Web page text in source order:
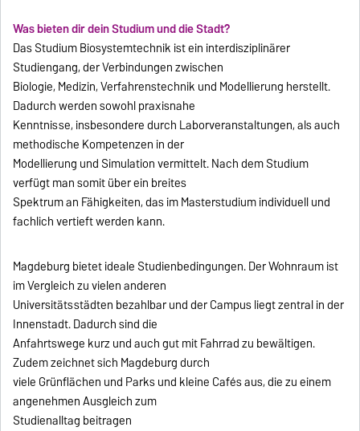
Was bieten dir dein Studium und die Stadt?
Das Studium Biosystemtechnik ist ein interdisziplinärer
Studiengang, der Verbindungen zwischen
Biologie, Medizin, Verfahrenstechnik und Modellierung herstellt.
Dadurch werden sowohl praxisnahe
Kenntnisse, insbesondere durch Laborveranstaltungen, als auch
methodische Kompetenzen in der
Modellierung und Simulation vermittelt. Nach dem Studium
verfügt man somit über ein breites
Spektrum an Fähigkeiten, das im Masterstudium individuell und
fachlich vertieft werden kann.
Magdeburg bietet ideale Studienbedingungen. Der Wohnraum ist
im Vergleich zu vielen anderen
Universitätsstädten bezahlbar und der Campus liegt zentral in der
Innenstadt. Dadurch sind die
Anfahrtswege kurz und auch gut mit Fahrrad zu bewältigen.
Zudem zeichnet sich Magdeburg durch
viele Grünflächen und Parks und kleine Cafés aus, die zu einem
angenehmen Ausgleich zum
Studienalltag beitragen